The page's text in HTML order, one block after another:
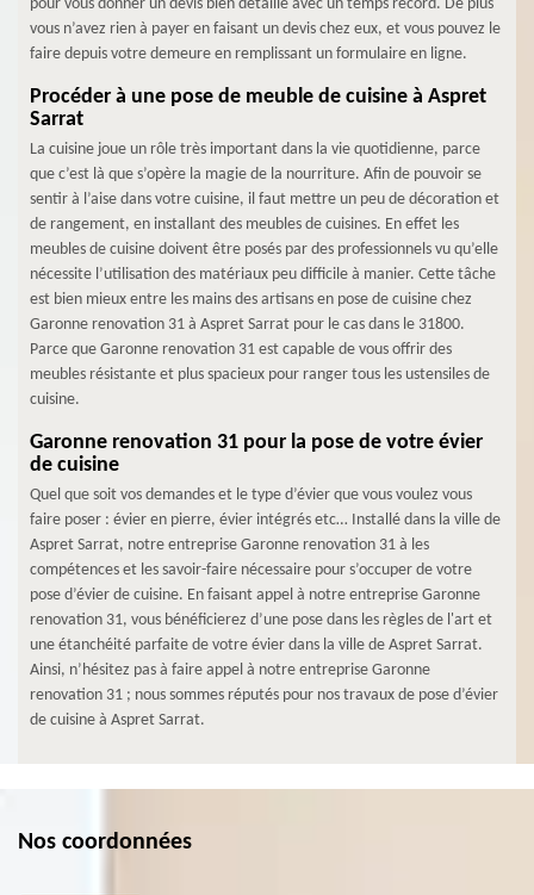
pour vous donner un devis bien détaillé avec un temps record. De plus
vous n’avez rien à payer en faisant un devis chez eux, et vous pouvez le
faire depuis votre demeure en remplissant un formulaire en ligne.
Procéder à une pose de meuble de cuisine à Aspret
Sarrat
La cuisine joue un rôle très important dans la vie quotidienne, parce
que c’est là que s’opère la magie de la nourriture. Afin de pouvoir se
sentir à l’aise dans votre cuisine, il faut mettre un peu de décoration et
de rangement, en installant des meubles de cuisines. En effet les
meubles de cuisine doivent être posés par des professionnels vu qu’elle
nécessite l’utilisation des matériaux peu difficile à manier. Cette tâche
est bien mieux entre les mains des artisans en pose de cuisine chez
Garonne renovation 31 à Aspret Sarrat pour le cas dans le 31800.
Parce que Garonne renovation 31 est capable de vous offrir des
meubles résistante et plus spacieux pour ranger tous les ustensiles de
cuisine.
Garonne renovation 31 pour la pose de votre évier
de cuisine
Quel que soit vos demandes et le type d’évier que vous voulez vous
faire poser : évier en pierre, évier intégrés etc… Installé dans la ville de
Aspret Sarrat, notre entreprise Garonne renovation 31 à les
compétences et les savoir-faire nécessaire pour s’occuper de votre
pose d’évier de cuisine. En faisant appel à notre entreprise Garonne
renovation 31, vous bénéficierez d’une pose dans les règles de l'art et
une étanchéité parfaite de votre évier dans la ville de Aspret Sarrat.
Ainsi, n’hésitez pas à faire appel à notre entreprise Garonne
renovation 31 ; nous sommes réputés pour nos travaux de pose d’évier
de cuisine à Aspret Sarrat.
Nos coordonnées